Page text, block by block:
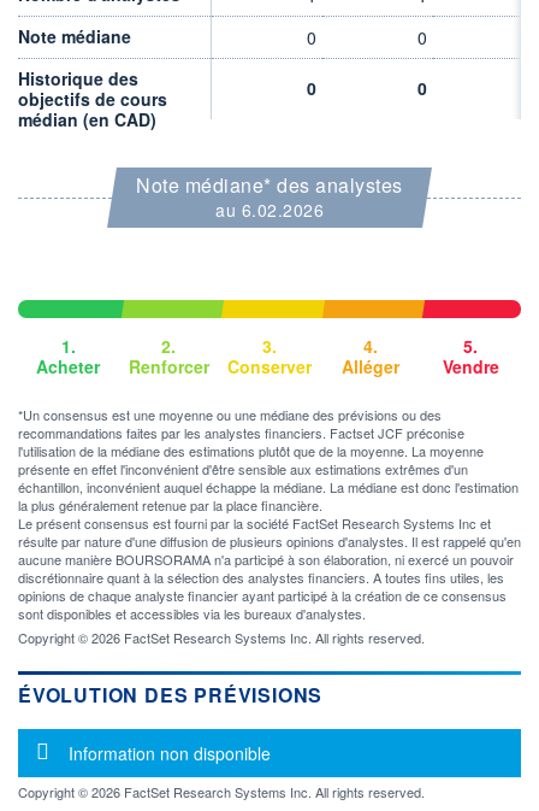
0,00 CAD DIVIDENDE
PROCHAIN
DIVIDENDE
-
Non éligible
Boursobank
+ PORTEFEUILLE
Note médiane
0 0
Historique des
objectifs de cours
médian (en CAD)
0 0
Note médiane* des analystes
au 6.02.2026
1.
Acheter
2.
Renforcer
3.
Conserver
4.
Alléger
5.
Vendre
*Un consensus est une moyenne ou une médiane des prévisions ou des
recommandations faites par les analystes financiers. Factset JCF préconise
l'utilisation de la médiane des estimations plutôt que de la moyenne. La moyenne
présente en effet l'inconvénient d'être sensible aux estimations extrêmes d'un
échantillon, inconvénient auquel échappe la médiane. La médiane est donc l'estimation
la plus généralement retenue par la place financière.
Le présent consensus est fourni par la société FactSet Research Systems Inc et
résulte par nature d'une diffusion de plusieurs opinions d'analystes. Il est rappelé qu'en
aucune manière BOURSORAMA n'a participé à son élaboration, ni exercé un pouvoir
discrétionnaire quant à la sélection des analystes financiers. A toutes fins utiles, les
opinions de chaque analyste financier ayant participé à la création de ce consensus
sont disponibles et accessibles via les bureaux d'analystes.
Copyright © 2026 FactSet Research Systems Inc. All rights reserved.
ÉVOLUTION DES PRÉVISIONS
Message d'information
Information non disponible
Copyright © 2026 FactSet Research Systems Inc. All rights reserved.